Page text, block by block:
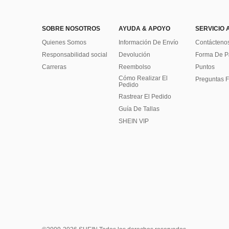
SOBRE NOSOTROS
Quienes Somos
Responsabilidad social
Carreras
AYUDA & APOYO
Información De Envío
Devolución
Reembolso
Cómo Realizar El
Pedido
Rastrear El Pedido
Guía De Tallas
SHEIN VIP
SERVICIO
Forma De
Puntos
Preguntas